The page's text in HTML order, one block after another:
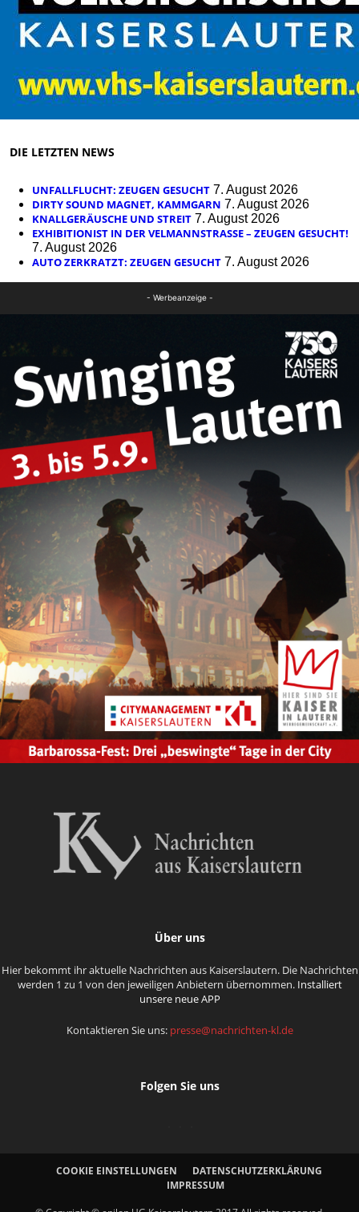
DIE LETZTEN NEWS
UNFALLFLUCHT: ZEUGEN GESUCHT 7. August 2026
DIRTY SOUND MAGNET, KAMMGARN 7. August 2026
KNALLGERÄUSCHE UND STREIT 7. August 2026
EXHIBITIONIST IN DER VELMANNSTRASSE – ZEUGEN GESUCHT!
7. August 2026
AUTO ZERKRATZT: ZEUGEN GESUCHT 7. August 2026
- Werbeanzeige -
Über uns
Hier bekommt ihr aktuelle Nachrichten aus Kaiserslautern. Die Nachrichten
werden 1 zu 1 von den jeweiligen Anbietern übernommen. Installiert
unsere neue APP
Kontaktieren Sie uns: presse@nachrichten-kl.de
Folgen Sie uns
COOKIE EINSTELLUNGEN
DATENSCHUTZERKLÄRUNG
IMPRESSUM